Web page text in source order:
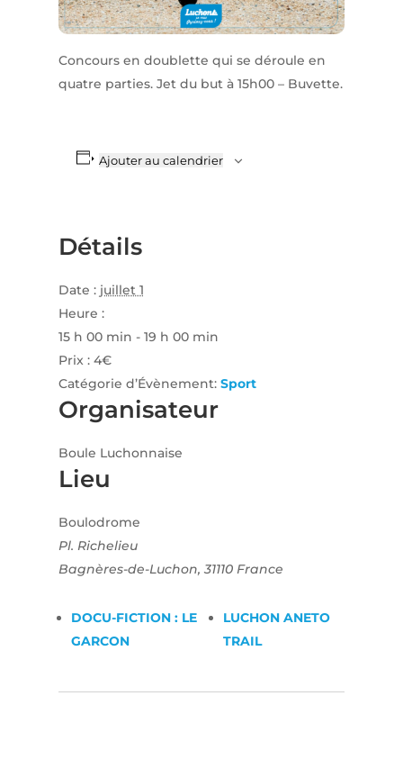
Concours en doublette qui se déroule en
quatre parties. Jet du but à 15h00 – Buvette.
Ajouter au calendrier
Détails
Date : juillet 1
Heure :
15 h 00 min - 19 h 00 min
Prix : 4€
Catégorie d’Évènement: Sport
Lieu
Boulodrome
Pl. Richelieu
Bagnères-de-Luchon, 31110 France
Organisateur
Boule Luchonnaise
DOCU-FICTION : LE
GARCON
LUCHON ANETO
TRAIL